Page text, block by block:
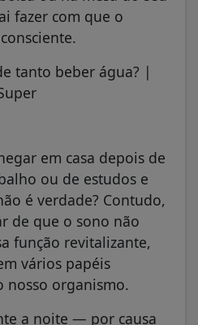
fazer com que o
em casa depois de
ou de estudos e
é verdade? Contudo,
de que o sono não
função revitalizante,
vários papéis
nosso organismo.
a noite — por causa